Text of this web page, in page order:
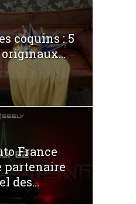
coquins : 5
France
partenaire
des...